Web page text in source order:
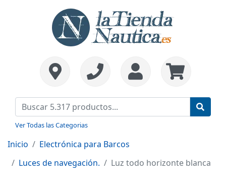
Ver Todas las Categorias
Inicio
Electrónica para Barcos
Luces de navegación.
Luz todo horizonte blanca